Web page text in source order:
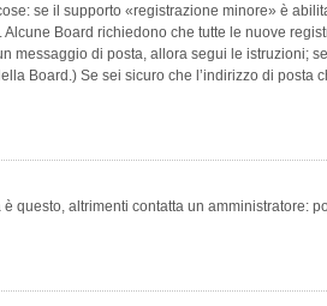
se il supporto «registrazione minore» è
Board richiedono che tutte le nuove
messaggio di posta, allora segui le istruzioni;
Board.) Se sei sicuro che l’indirizzo di posta
altrimenti contatta un amministratore: